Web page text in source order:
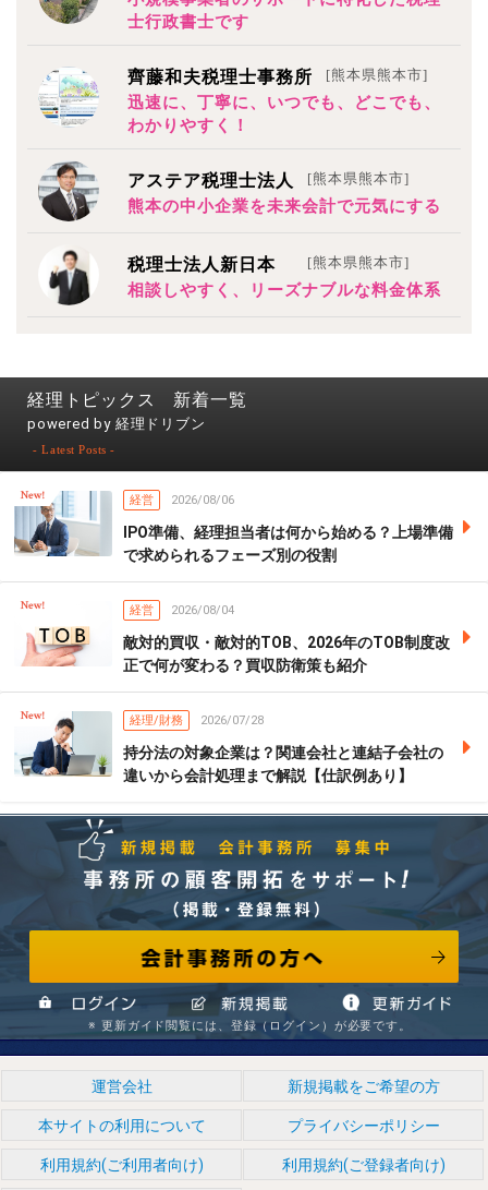
士行政書士です
齊藤和夫税理士事務所 [熊本県熊本市]
迅速に、丁寧に、いつでも、どこでも、
わかりやすく！
アステア税理士法人 [熊本県熊本市]
熊本の中小企業を未来会計で元気にする
税理士法人新日本 [熊本県熊本市]
相談しやすく、リーズナブルな料金体系
経理トピックス 新着一覧
powered by 経理ドリブン
- Latest Posts -
経営 2026/08/06
IPO準備、経理担当者は何から始める？上場準備
で求められるフェーズ別の役割
経営 2026/08/04
敵対的買収・敵対的TOB、2026年のTOB制度改
正で何が変わる？買収防衛策も紹介
経理/財務 2026/07/28
持分法の対象企業は？関連会社と連結子会社の
違いから会計処理まで解説【仕訳例あり】
事務所の顧客開拓をサポート! （掲載・登録無料） 新規掲
載 会計事務所 募集中
会計事務所の方へ
ログイン
新規掲載 情報更新ガイド
※ 更新ガイド閲覧には、登録（ログイン）が必要です。
運営会社 新規掲載をご希望の方
本サイトの利用について プライバシーポリシー
利用規約(ご利用者向け) 利用規約(ご登録者向け)